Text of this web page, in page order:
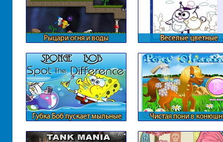
Рыцари огня и воды
Веселые цветные
Губка Боб пускает мыльные
Чистая пони в